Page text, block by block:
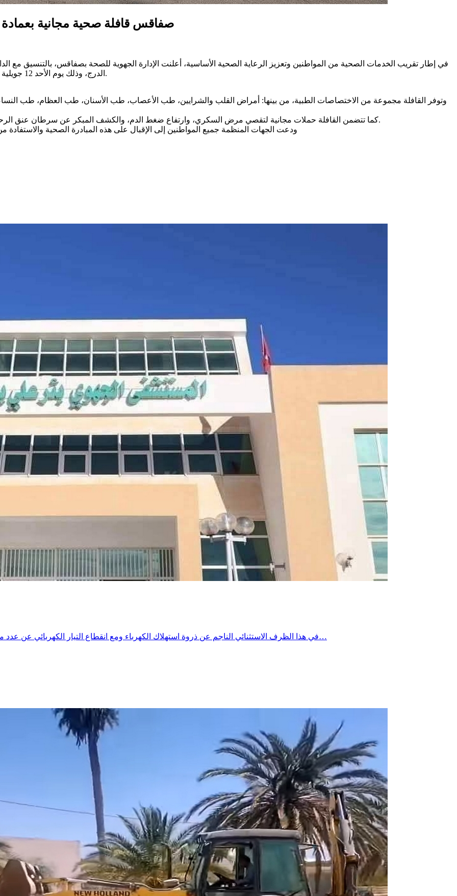
صفاقس قافلة صحية مجانية بعمادة
في إطار تقريب الخدمات الصحية من المواطنين وتعزيز الرعاية الصحية الأساسية، أعلنت الإدارة الجهوية للصحة بصفاقس، بالتنسيق مع
الدرج، وذلك يوم الأحد 12 جويلية 2026 ابتداءً من الساعة الثامنة صباحا، بالمدرسة الابتدائية ماجل الدرج.
وتوفر القافلة مجموعة من الاختصاصات الطبية، من بينها: أمراض القلب والشرايين، طب الأعصاب، طب الأسنان، طب العظام، طب
كما تتضمن القافلة حملات مجانية لتقصي مرض السكري، وارتفاع ضغط الدم، والكشف المبكر عن سرطان عنق الرحم وسرطان الثدي، في إطار دعم الوقاية والتشخيص المبكر للأمراض.
ودعت الجهات المنظمة جميع المواطنين إلى الإقبال على هذه المبادرة الصحية والاستفادة
في هذا الظرف الاستثنائي الناجم عن ذروة استهلاك الكهرباء ومع انقطاع التيار الكهربائي عن عدد من عمادات بئر علي بن خليفة، تعلم إدارة المستشفى الجهوي ببئر علي…